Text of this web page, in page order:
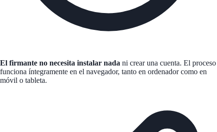
El firmante no necesita instalar nada ni crear una cuenta. El proceso
funciona íntegramente en el navegador, tanto en ordenador como en
móvil o tableta.